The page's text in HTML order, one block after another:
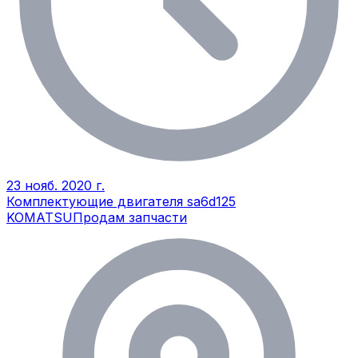
23 нояб. 2020 г.
Комплектующие двигателя sa6d125
KOMATSUПродам запчасти